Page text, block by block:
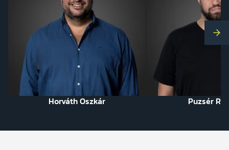
Horváth Oszkár Puzsér